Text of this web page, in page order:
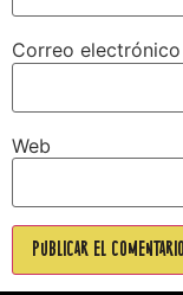
Correo electrónico
Web